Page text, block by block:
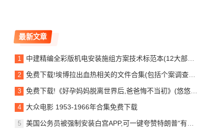
最新文章
中建精编全彩版机电安装施组方案技术标范本(12大部分)223页可
免费下载!埃博拉出血热相关的文件合集(包括个案调查、实验室检测、防护、感染控制等)
免费下载!《好孕妈妈脱离世界后,爸爸悔不当初》(悠悠妍妍)TXT无删减+番外合集
大众电影 1953-1966年合集免费下载
美国公务员被强制安装白宫APP,可一键夸赞特朗普“有史以来最伟大的总统”,公众也可